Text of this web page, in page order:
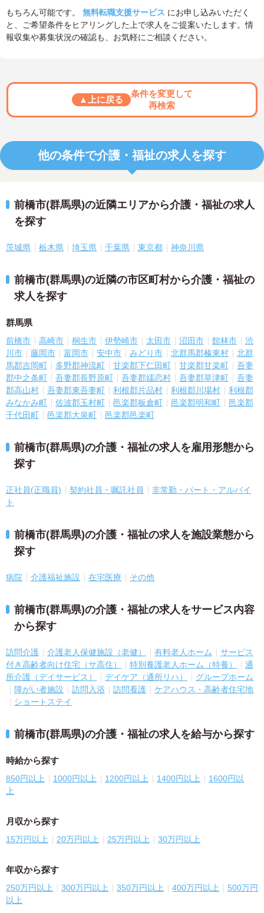
もちろん可能です。 無料転職支援サービス にお申し込みいただく
と、ご希望条件をヒアリングした上で求人をご提案いたします。情
報収集や募集状況の確認も、お気軽にご相談ください。
▲上に戻る
条件を変更して
再検索
他の条件で介護・福祉の求人を探す
前橋市(群馬県)の近隣エリアから介護・福祉の求人
を探す
茨城県 栃木県 埼玉県 千葉県 東京都 神奈川県
前橋市(群馬県)の近隣の市区町村から介護・福祉の
求人を探す
群馬県
前橋市 高崎市 桐生市 伊勢崎市 太田市 沼田市 館林市
渋
川市
藤岡市 富岡市 安中市 みどり市 北群馬郡榛東村
北群
馬郡吉岡町
多野郡神流町 甘楽郡下仁田町 甘楽郡甘楽町
吾妻
郡中之条町
吾妻郡長野原町 吾妻郡嬬恋村 吾妻郡草津町
吾妻
郡高山村
吾妻郡東吾妻町 利根郡片品村 利根郡川場村
利根郡
みなかみ町
佐波郡玉村町 邑楽郡板倉町 邑楽郡明和町
邑楽郡
千代田町
邑楽郡大泉町 邑楽郡邑楽町
前橋市(群馬県)の介護・福祉の求人を雇用形態から
探す
正社員(正職員) 契約社員・嘱託社員
非常勤・パート・アルバイ
ト
前橋市(群馬県)の介護・福祉の求人を施設業態から
探す
病院 介護福祉施設 在宅医療 その他
前橋市(群馬県)の介護・福祉の求人をサービス内容
から探す
訪問介護 介護老人保健施設（老健） 有料老人ホーム
サービス
付き高齢者向け住宅（サ高住）
特別養護老人ホーム（特養）
通
所介護（デイサービス）
デイケア（通所リハ）
グループホーム
障がい者施設
訪問入浴 訪問看護
ケアハウス・高齢者住宅地
ショートステイ
前橋市(群馬県)の介護・福祉の求人を給与から探す
時給から探す
850円以上 1000円以上 1200円以上 1400円以上
1600円以
上
月収から探す
15万円以上 20万円以上 25万円以上 30万円以上
年収から探す
250万円以上 300万円以上 350万円以上 400万円以上
500万円
以上